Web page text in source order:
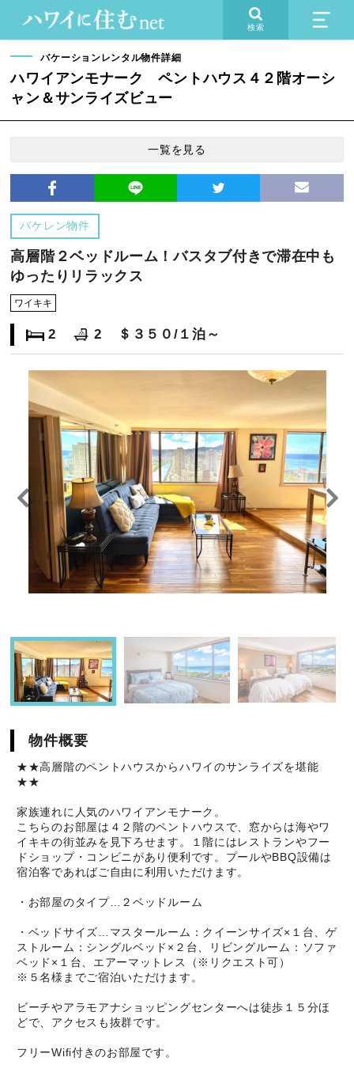
検索
バケーションレンタル物件詳細
ハワイアンモナーク ペントハウス４２階オーシ
ャン＆サンライズビュー
一覧を見る
バケレン物件
高層階２ベッドルーム！バスタブ付きで滞在中も
ゆったりリラックス
ワイキキ
2 2 ＄３５０/１泊～
物件概要
★★高層階のペントハウスからハワイのサンライズを堪能
★★
家族連れに人気のハワイアンモナーク。
こちらのお部屋は４２階のペントハウスで、窓からは海やワ
イキキの街並みを見下ろせます。１階にはレストランやフー
ドショップ・コンビニがあり便利です。プールやBBQ設備は
宿泊客であればご自由に利用いただけます。
・お部屋のタイプ…２ベッドルーム
・ベッドサイズ…マスタールーム：クイーンサイズ×１台、ゲ
ストルーム：シングルベッド×２台、リビングルーム：ソファ
ベッド×１台、エアーマットレス（※リクエスト可）
※５名様までご宿泊いただけます。
ビーチやアラモアナショッピングセンターへは徒歩１５分ほ
どで、アクセスも抜群です。
フリーWifi付きのお部屋です。